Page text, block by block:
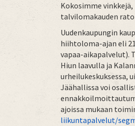
Kokosimme
talvilomakauden
Uudenkaupungin
hiihtoloma-ajan eli
vapaa-aikapalvelut).
Hiun laavulla ja
urheilukeskuksessa,
Jäähallissa voi
ajoissa mukaan
liikuntapalvelut/